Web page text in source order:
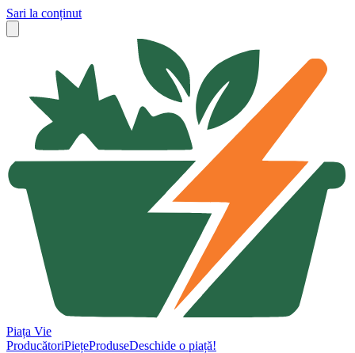
Sari la conținut
Piața Vie
ProducătoriPiețeProduseDeschide o piață!